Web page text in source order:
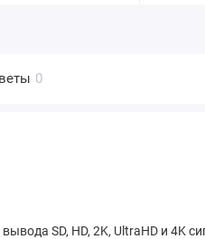
0
SD, HD, 2K, UltraHD и 4K